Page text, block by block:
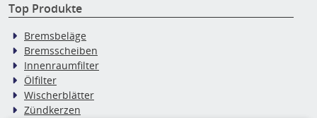
Top Produkte
Bremsbeläge
Bremsscheiben
Innenraumfilter
Ölfilter
Wischerblätter
Zündkerzen